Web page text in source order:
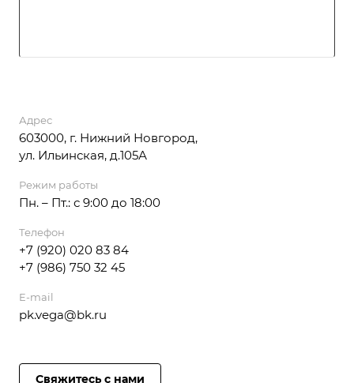
Адрес
603000, г. Нижний Новгород,
ул. Ильинская, д.105А
Режим работы
Пн. – Пт.: с 9:00 до 18:00
Телефон
+7 (920) 020 83 84
+7 (986) 750 32 45
E-mail
pk.vega@bk.ru
Свяжитесь с нами